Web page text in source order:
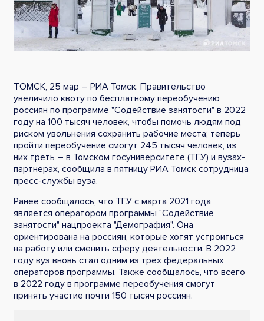
ТОМСК, 25 мар – РИА Томск. Правительство
увеличило квоту по бесплатному переобучению
россиян по программе "Содействие занятости" в 2022
году на 100 тысяч человек, чтобы помочь людям под
риском увольнения сохранить рабочие места; теперь
пройти переобучение смогут 245 тысяч человек, из
них треть – в Томском госуниверситете (ТГУ) и вузах-
партнерах, сообщила в пятницу РИА Томск сотрудница
пресс-службы вуза.
Ранее сообщалось, что ТГУ с марта 2021 года
является оператором программы "Содействие
занятости" нацпроекта "Демография". Она
ориентирована на россиян, которые хотят устроиться
на работу или сменить сферу деятельности. В 2022
году вуз вновь стал одним из трех федеральных
операторов программы. Также сообщалось, что всего
в 2022 году в программе переобучения смогут
принять участие почти 150 тысяч россиян.